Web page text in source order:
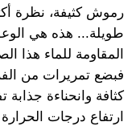
رموش كثيفة، نظرة
طويلة... هذه هي
المقاومة للماء هذا
فبضع تمريرات من
كثافة وانحناءة جذابة
ارتفاع درجات